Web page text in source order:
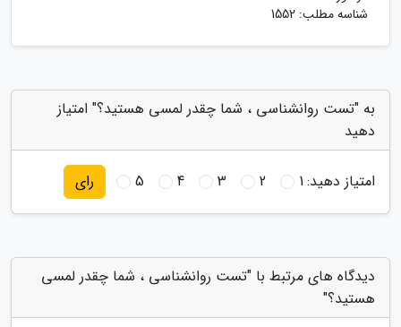
شناسه مطلب: 1552
به "تست روانشناسی ، شما چقدر لمسی هستید؟" امتیاز
دهید
امتیاز دهید:1
2
3
4
5 رای
دیدگاه های مرتبط با "تست روانشناسی ، شما چقدر لمسی
هستید؟"